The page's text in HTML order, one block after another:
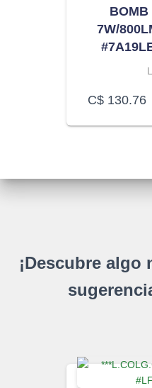
BOMB
7W/
C$ 130.76
¡Descubre algo